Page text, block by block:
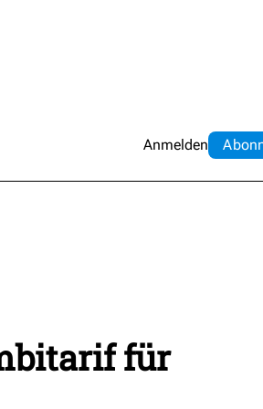
Anmelden Abo
für